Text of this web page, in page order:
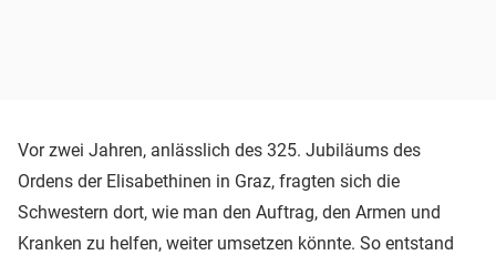
Vor zwei Jahren, anlässlich des 325. Jubiläums des
Ordens der Elisabethinen in Graz, fragten sich die
Schwestern dort, wie man den Auftrag, den Armen und
Kranken zu helfen, weiter umsetzen könnte. So entstand